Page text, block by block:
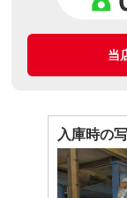
当
入庫時の